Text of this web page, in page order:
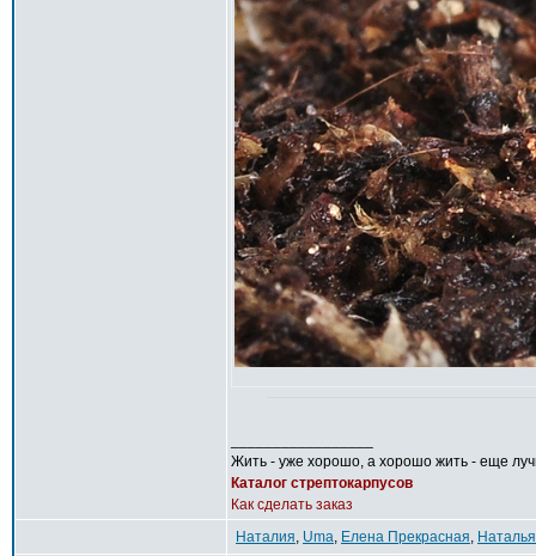
Жить - уже хорошо, а хорошо жить - еще
Каталог стрептокарпусов
Как сделать заказ
Наталия, Uma, Елена Прекрасная,